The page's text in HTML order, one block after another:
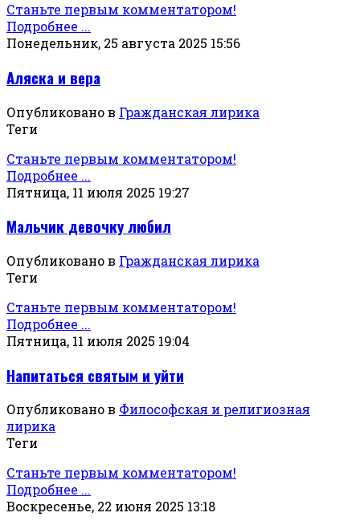
Станьте первым комментатором!
Подробнее ...
Понедельник, 25 августа 2025 15:56
Аляска и вера
Опубликовано в Гражданская лирика
Теги
Станьте первым комментатором!
Подробнее ...
Пятница, 11 июля 2025 19:27
Мальчик девочку любил
Опубликовано в Гражданская лирика
Теги
Станьте первым комментатором!
Подробнее ...
Пятница, 11 июля 2025 19:04
Напитаться святым и уйти
Опубликовано в Философская и религиозная
лирика
Теги
Станьте первым комментатором!
Подробнее ...
Воскресенье, 22 июня 2025 13:18